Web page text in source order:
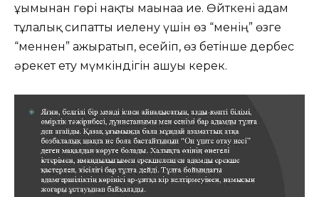
ұғымынан гөрі нақты мағынаға ие. Өйткені адам
тұлғалық сипатты иелену үшін өз “менің” өзге
“меннен” ажыратып, есейіп, өз бетінше дербес
әрекет ету мүмкіндігін ашуы керек.